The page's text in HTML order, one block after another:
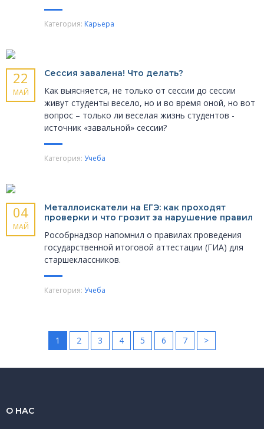
Категория: Карьера
22
МАЙ
Сессия завалена! Что делать?
Как выясняется, не только от сессии до сессии
живут студенты весело, но и во время оной, но вот
вопрос – только ли веселая жизнь студентов -
источник «завальной» сессии?
Категория: Учеба
04
МАЙ
Металлоискатели на ЕГЭ: как проходят
проверки и что грозит за нарушение правил
Рособрнадзор напомнил о правилах проведения
государственной итоговой аттестации (ГИА) для
старшеклассников.
Категория: Учеба
1 2 3 4 5 6 7 >
О НАС